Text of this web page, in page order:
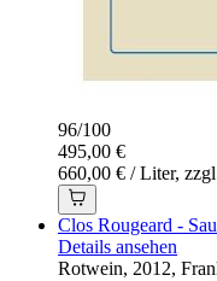
96/100
495,00 €
660,00 € / Liter,
Clos Rougeard -
Details ansehen
Rotwein, 2012,